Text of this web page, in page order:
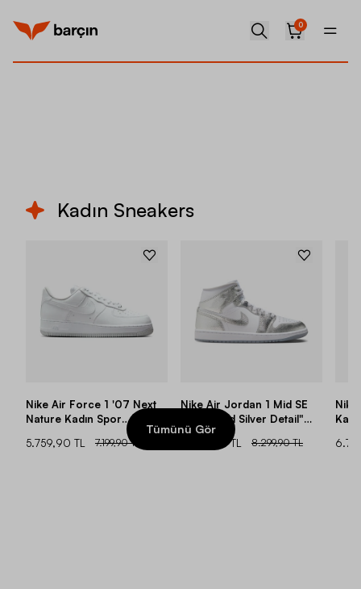
0
Kadın Sneakers
Nike Air Force 1 '07 Next
Nature Kadın Spor
5.759,90 TL 7.199,90 TL
Nike Air Jordan 1 Mid SE
"Crumpled Silver Detail"
Kadın Spor Ayakkabı
7.049,90 TL 8.299,90 TL
Tümünü Gör